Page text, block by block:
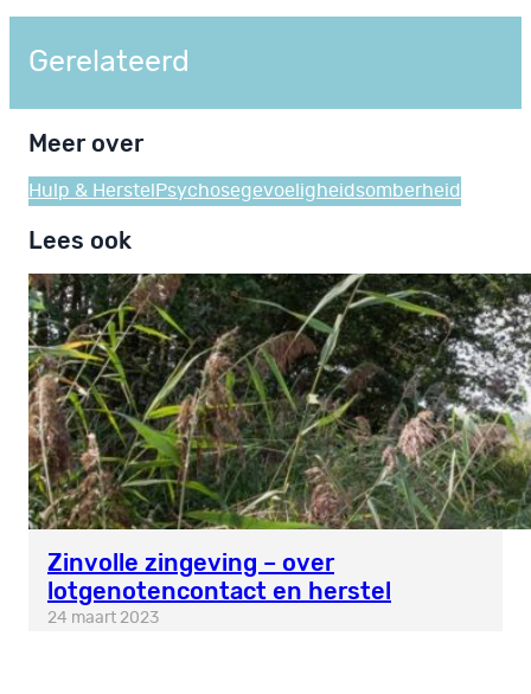
Gerelateerd
Meer over
Hulp & Herstel Psychosegevoeligheid somberheid
Lees ook
Zinvolle zingeving – over
lotgenotencontact en herstel
24 maart 2023